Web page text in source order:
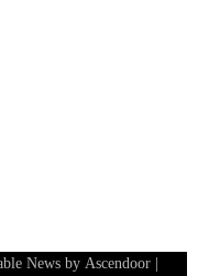
News by Ascendoor